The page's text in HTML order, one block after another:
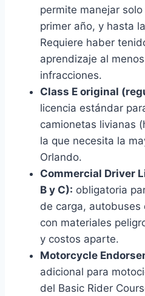
permite manejar
primer año, y hasta
Requiere haber
aprendizaje al
infracciones.
Class E original
licencia estándar
camionetas livianas
la que necesita la
Orlando.
Commercial Driver
B y C): obligatoria
de carga, autobuses
con materiales
y costos aparte.
Motorcycle
adicional para
del Basic Rider